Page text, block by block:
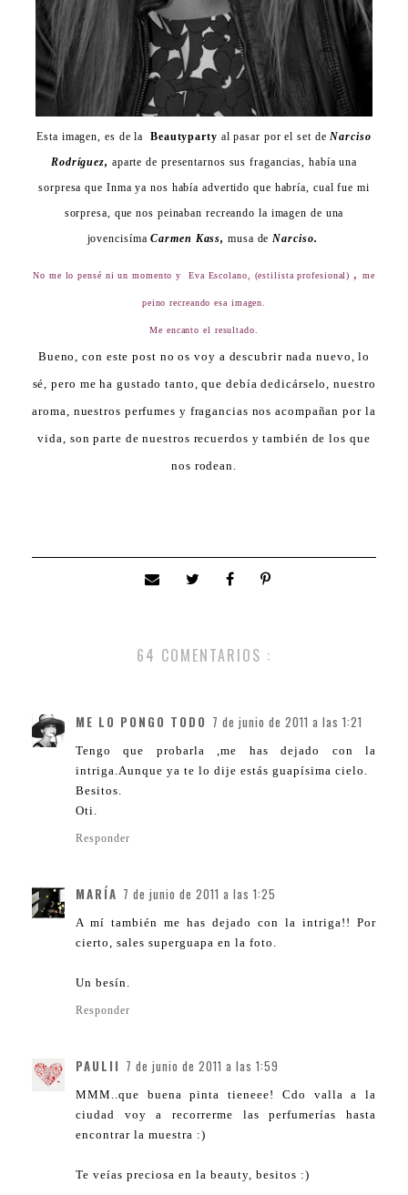
Esta imagen, es de la Beautyparty al pasar por el set de Narciso
Rodríguez, aparte de presentarnos sus fragancias, había una
sorpresa que Inma ya nos había advertido que habría, cual fue mi
sorpresa, que nos peinaban recreando la imagen de una
jovencisíma Carmen Kass, musa de Narciso.
No me lo pensé ni un momento y Eva Escolano, (estilista profesional) , me
peino recreando esa imagen.
Me encanto el resultado.
Bueno, con este post no os voy a descubrir nada nuevo, lo
sé, pero me ha gustado tanto, que debía dedicárselo, nuestro
aroma, nuestros perfumes y fragancias nos acompañan por la
vida, son parte de nuestros recuerdos y también de los que
nos rodean.
64 COMENTARIOS :
ME LO PONGO TODO 7 de junio de 2011 a las 1:21
Tengo que probarla ,me has dejado con la
intriga.Aunque ya te lo dije estás guapísima cielo.
Besitos.
Oti.
Responder
MARÍA 7 de junio de 2011 a las 1:25
A mí también me has dejado con la intriga!! Por
cierto, sales superguapa en la foto.
Un besín.
Responder
PAULII 7 de junio de 2011 a las 1:59
MMM..que buena pinta tieneee! Cdo valla a la
ciudad voy a recorrerme las perfumerías hasta
encontrar la muestra :)
Te veías preciosa en la beauty, besitos :)